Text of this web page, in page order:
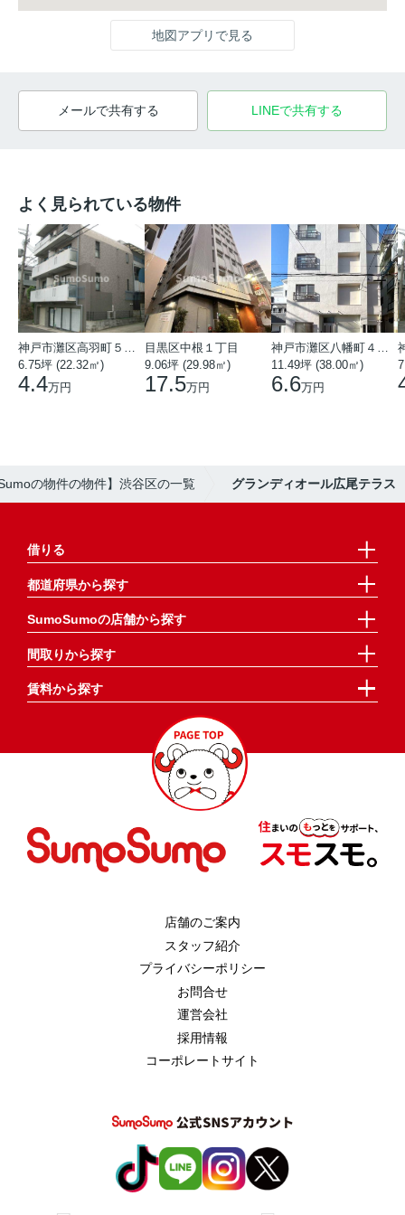
地図アプリで見る
メールで共有する LINEで共有する
よく見られている物件
6.75坪 (22.32㎡)
4.4万円
目黒区中根１丁目
9.06坪 (29.98㎡)
17.5万円
11.49坪 (38.00㎡)
6.6万円
の物件の物件】渋谷区の一覧 グランディオール広尾テラス
借りる
都道府県から探す
SumoSumoの店舗から探す
間取りから探す
賃料から探す
店舗のご案内
スタッフ紹介
プライバシーポリシー
お問合せ
運営会社
採用情報
コーポレートサイト